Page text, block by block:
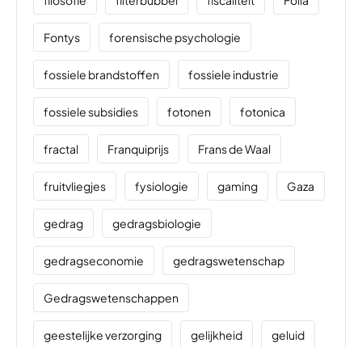
Fontys forensische psychologie
fossiele brandstoffen fossiele industrie
fossiele subsidies fotonen fotonica
fractal Franquiprijs Frans de Waal
fruitvliegjes fysiologie gaming Gaza
gedrag gedragsbiologie
gedragseconomie gedragswetenschap
Gedragswetenschappen
geestelijke verzorging gelijkheid geluid